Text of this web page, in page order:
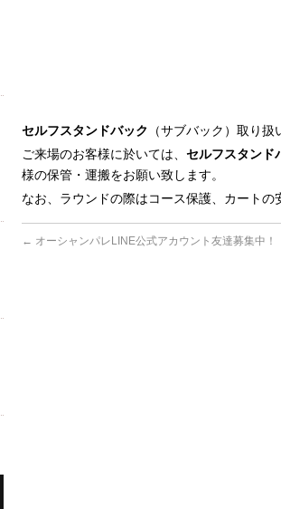
セルフスタンドバック （サブバック） 取り扱
ご来場のお客様に於いては、 セルフスタンド
様の保管・運搬をお願い致します。
なお、ラウンドの際はコース保護、カートの
← オーシャンパレLINE公式アカウント友達募集中！